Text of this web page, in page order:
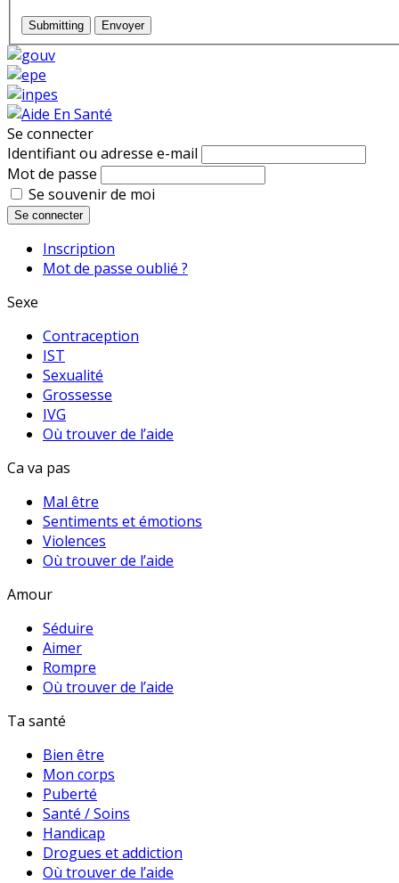
Submitting Envoyer
Se connecter
Identifiant ou adresse e-mail
Mot de passe
Se souvenir de moi
Se connecter
Inscription
Mot de passe oublié ?
Sexe
Contraception
IST
Sexualité
Grossesse
IVG
Où trouver de l’aide
Ca va pas
Mal être
Sentiments et émotions
Violences
Où trouver de l’aide
Amour
Séduire
Aimer
Rompre
Où trouver de l’aide
Ta santé
Bien être
Mon corps
Puberté
Santé / Soins
Handicap
Drogues et addiction
Où trouver de l’aide